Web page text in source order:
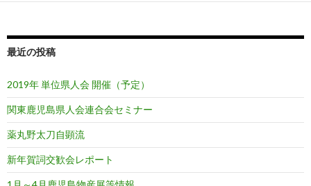
最近の投稿
2019年 単位県人会 開催（予定）
関東鹿児島県人会連合会セミナー
薬丸野太刀自顕流
新年賀詞交歓会レポート